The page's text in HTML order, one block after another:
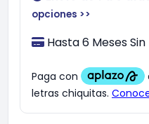
opciones >>
Hasta 6 Meses